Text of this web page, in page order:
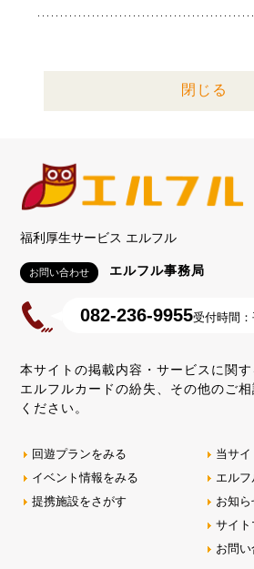
閉じる
福利厚生サービス エルフル
お問い合わせ エルフル事務局
082-236-9955受付時間
本サイトの掲載内容・サービスに関す
エルフルカードの紛失、その他のご
ください。
回遊プランをみる
イベント情報をみる
提携施設をさがす
当サ
エル
お知ら
サイト
お問